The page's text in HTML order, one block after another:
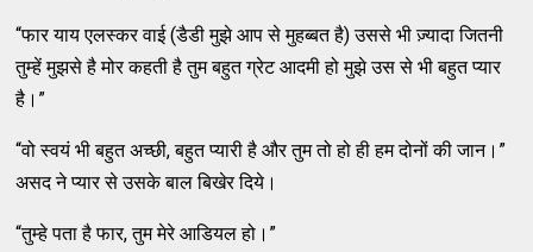
“फार याय एलस्‍कर वाई (डैडी मुझे आप से मुहब्‍बत है) उससे भी ज़्‍यादा जितनी
तुम्‍हें मुझसे है मोर कहती है तुम बहुत ग्रेट आदमी हो मुझे उस से भी बहुत प्‍यार
है।”
“वो स्‍वयं भी बहुत अच्‍छी, बहुत प्‍यारी है और तुम तो हो ही हम दोनों की जान।”
असद ने प्‍यार से उसके बाल बिखेर दिये।
“तुम्‍हे पता है फार, तुम मेरे आडियल हो।”